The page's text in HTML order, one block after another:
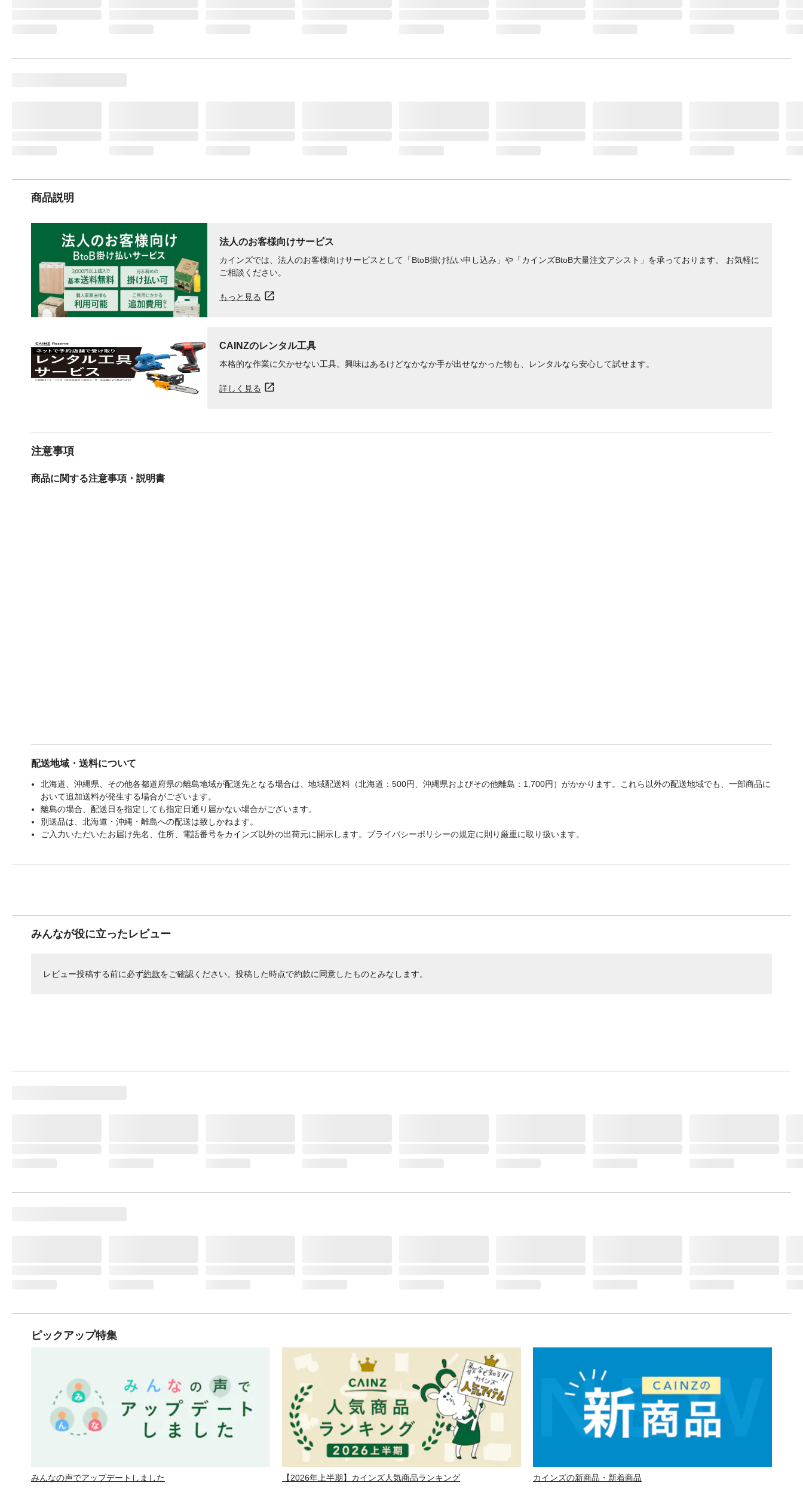
商品説明
法人のお客様向けサービス
カインズでは、法人のお客様向けサービスとして「BtoB掛け払い申し込み」や「カインズBtoB大量注文アシスト」を承っております。 お気軽に
ご相談ください。
もっと見る
CAINZのレンタル工具
本格的な作業に欠かせない工具。興味はあるけどなかなか手が出せなかった物も、レンタルなら安心して試せます。
詳しく見る
注意事項
商品に関する注意事項・説明書
配送地域・送料について
北海道、沖縄県、その他各都道府県の離島地域が配送先となる場合は、地域配送料（北海道：500円、沖縄県およびその他離島：1,700円）がかかります。これら以外の配送地域でも、一部商品に
おいて追加送料が発生する場合がございます。
離島の場合、配送日を指定しても指定日通り届かない場合がございます。
別送品は、北海道・沖縄・離島への配送は致しかねます。
ご入力いただいたお届け先名、住所、電話番号をカインズ以外の出荷元に開示します。プライバシーポリシーの規定に則り厳重に取り扱います。
みんなが役に立ったレビュー
レビュー投稿する前に必ず約款をご確認ください。投稿した時点で約款に同意したものとみなします。
ピックアップ特集
みんなの声でアップデートしました 【2026年上半期】カインズ人気商品ランキング カインズの新商品・新着商品